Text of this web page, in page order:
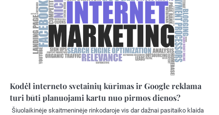
Kodėl interneto svetainių kūrimas ir Google reklama
turi būti planuojami kartu nuo pirmos dienos?
Šiuolaikinėje skaitmeninėje rinkodaroje vis dar dažnai pasitaiko klaida